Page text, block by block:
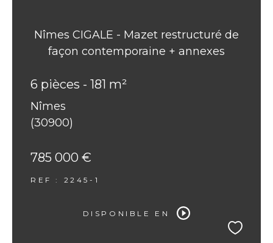
Nîmes CIGALE - Mazet restructuré de
façon contemporaine + annexes
6 pièces - 181 m²
Nîmes
(30900)
785 000 €
REF : 2245-1
DISPONIBLE EN